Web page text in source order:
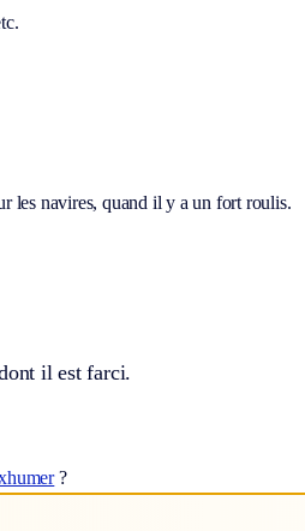
les navires, quand il y a un fort roulis.
il est farci.
?